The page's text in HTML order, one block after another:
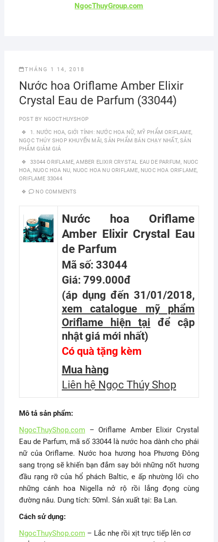
NgocThuyGroup.com
THÁNG 1 14, 2018
Nước hoa Oriflame Amber Elixir
Crystal Eau de Parfum (33044)
POST BY NGOCTHUYSHOP
1. NƯỚC HOA, GIỚI TÍNH: NƯỚC HOA NỮ, MỸ PHẨM ORIFLAME,
NGỌC THÚY SHOP KHUYẾN MÃI,SẢN PHẨM BÁN CHẠY NHẤT,SẢN
PHẨM GIẢM GIÁ
33044 ORIFLAME,AMBER ELIXIR CRYSTAL EAU DE PARFUM, NUOC
HOA, NUOC HOA NU, NUOC HOA NU ORIFLAME, NUOC HOA ORIFLAME,
ORIFLAME 33044
NO COMMENTS
Nước hoa Oriflame
Amber Elixir Crystal Eau
de Parfum
Mã số: 33044
Giá: 799.000đ
(áp dụng đến 31/01/2018,
xem catalogue mỹ phẩm
Oriflame hiện tại
để cập
nhật giá mới nhất)
Có quà tặng kèm
Mua hàng
Liên hệ Ngọc Thúy Shop
Mô tả sản phẩm:
NgocThuyShop.com– Oriflame Amber Elixir Crystal
Eau de Parfum, mã số 33044 là nước hoa dành cho phái
nữ của Oriflame. Nước hoa hương hoa Phương Đông
sang trọng sẽ khiến bạn đắm say bởi những nốt hương
đầu rạng rỡ của hổ phách Baltic, e ấp nhường lối cho
những cánh hoa Nigella nở rộ rồi lắng đọng cùng
đường nâu. Dung tích: 50ml. Sản xuất tại: Ba Lan.
Cách sử dụng:
NgocThuyShop.com– Lắc nhẹ rồi xịt trực tiếp lên cơ